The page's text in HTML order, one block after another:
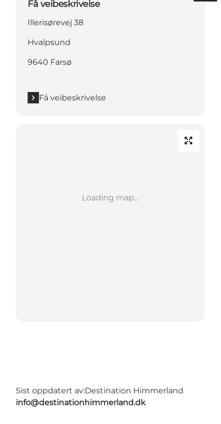
Få veibeskrivelse
Illerisørevej 38
Hvalpsund
9640 Farsø
Få veibeskrivelse
Loading map...
Sist oppdatert av:Destination Himmerland
info@destinationhimmerland.dk